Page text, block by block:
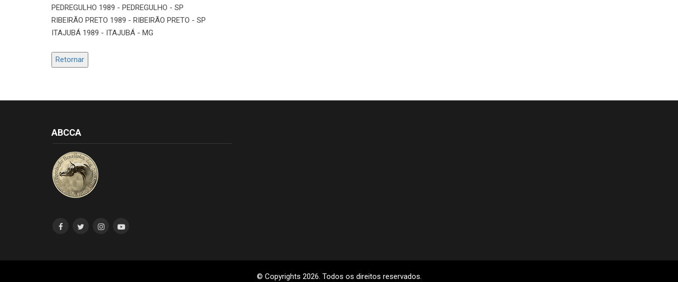
PEDREGULHO 1989 - PEDREGULHO - SP
RIBEIRÃO PRETO 1989 - RIBEIRÃO PRETO - SP
ITAJUBÁ 1989 - ITAJUBÁ - MG
Retornar
ABCCA
© Copyrights 2026. Todos os direitos reservados.